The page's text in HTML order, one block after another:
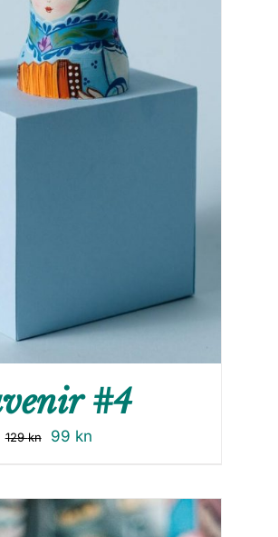
#4
129kn 99 kn